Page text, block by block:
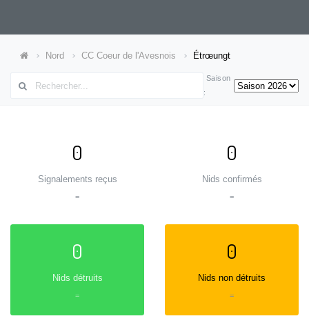
Nord CC Coeur de l'Avesnois Étrœungt
Saison
:
0
Signalements reçus
=
0
Nids confirmés
=
0
Nids détruits
=
0
Nids non détruits
=